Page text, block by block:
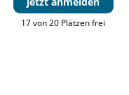
17 von 20 Plätzen frei